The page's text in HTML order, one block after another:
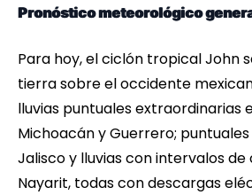
Pronóstico meteorológico
Para hoy, el ciclón tropical John
tierra sobre el occidente
lluvias puntuales extraordinarias
Michoacán y Guerrero;
Jalisco y lluvias con intervalos
Nayarit, todas con descargas